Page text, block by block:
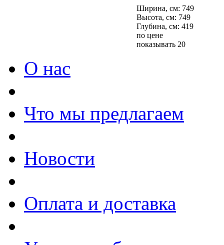
Ширина, см: 749
Высота, см: 749
Глубина, см: 419
по цене
показывать 20
О нас
Что мы предлагаем
Новости
Оплата и доставка